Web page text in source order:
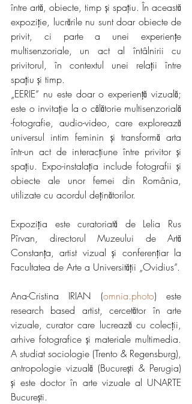
între artă, obiecte, timp și spațiu. În această
expoziție, lucrările nu sunt doar obiecte de
privit, ci parte a unei experiențe
multisenzoriale, un act al întâlnirii cu
privitorul, în contextul unei relații între
spațiu și timp.
„EERIE“ nu este doar o experiență vizuală;
este o invitație la o călătorie multisenzorială
-fotografie, audio-video, care explorează
universul intim feminin și transformă arta
într-un act de interacțiune între privitor și
spațiu. Expo-instalația include fotografii și
obiecte ale unor femei din România,
utilizate cu acordul deținătorilor.
Expoziția este curatoriată de Lelia Rus
Pîrvan, directorul Muzeului de Artă
Constanța, artist vizual și conferențiar la
Facultatea de Arte a Universității „Ovidius“.
Ana-Cristina IRIAN (omnia.photo) este
research based artist, cercetător în arte
vizuale, curator care lucrează cu colecții,
arhive fotografice și materiale multimedia.
A studiat sociologie (Trento & Regensburg),
antropologie vizuală (București & Perugia)
și este doctor în arte vizuale al UNARTE
București.